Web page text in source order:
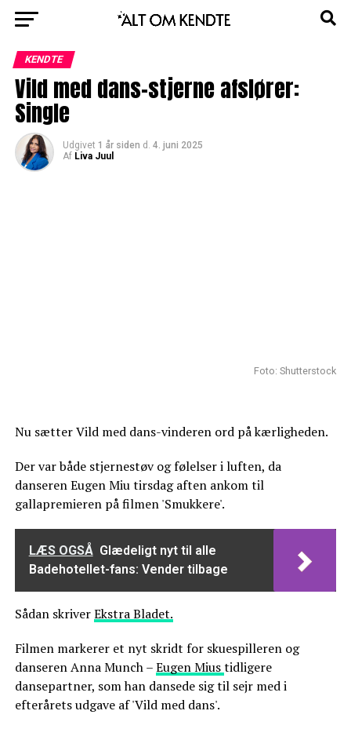
KENDTE
Vild med dans-stjerne afslører:
Single
Udgivet 1 år siden d. 4. juni 2025
Af Liva Juul
Foto: Shutterstock
Nu sætter Vild med dans-vinderen ord på kærligheden.
Der var både stjernestøv og følelser i luften, da
danseren Eugen Miu tirsdag aften ankom til
gallapremieren på filmen 'Smukkere'.
LÆS OGSÅ Glædeligt nyt til alle
Badehotellet-fans: Vender tilbage
Sådan skriverEkstra Bladet.
Filmen markerer et nyt skridt for skuespilleren og
danseren Anna Munch –Eugen Miustidligere
dansepartner, som han dansede sig til sejr med i
efterårets udgave af 'Vild med dans'.